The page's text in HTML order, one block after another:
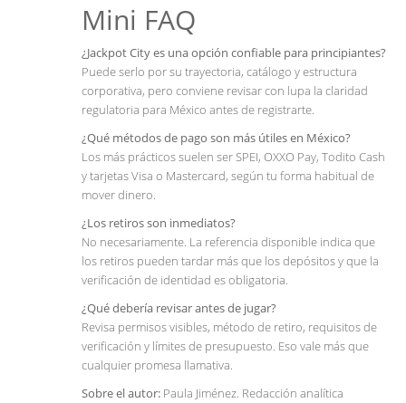
Mini FAQ
¿Jackpot City es una opción confiable para principiantes?
Puede serlo por su trayectoria, catálogo y estructura
corporativa, pero conviene revisar con lupa la claridad
regulatoria para México antes de registrarte.
¿Qué métodos de pago son más útiles en México?
Los más prácticos suelen ser SPEI, OXXO Pay, Todito Cash
y tarjetas Visa o Mastercard, según tu forma habitual de
mover dinero.
¿Los retiros son inmediatos?
No necesariamente. La referencia disponible indica que
los retiros pueden tardar más que los depósitos y que la
verificación de identidad es obligatoria.
¿Qué debería revisar antes de jugar?
Revisa permisos visibles, método de retiro, requisitos de
verificación y límites de presupuesto. Eso vale más que
cualquier promesa llamativa.
Sobre el autor: Paula Jiménez. Redacción analítica